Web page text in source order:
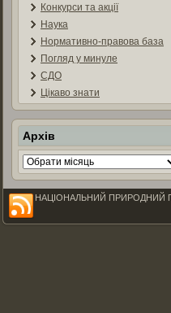
Конкурси та акції
Наука
Нормативно-правова база
Погляд у минуле
СДО
Цікаво знати
Архів
Архів
НАЦІОНАЛЬНИЙ ПРИРОДНИЙ